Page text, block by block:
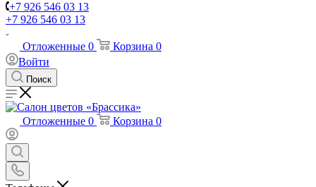
+7 926 546 03 13
+7 926 546 03 13
Отложенные 0 Корзина 0
Войти
Поиск
Отложенные 0 Корзина 0